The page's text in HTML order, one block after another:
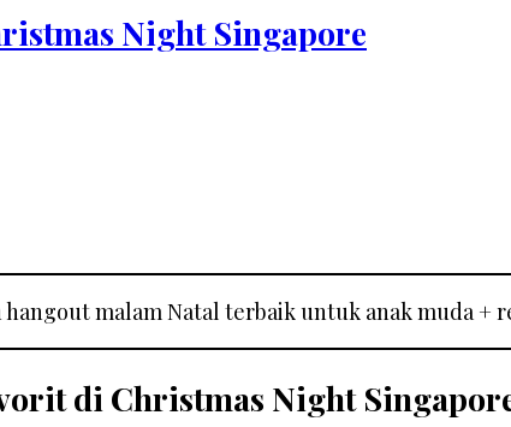
Night Singapore
malam Natal terbaik untuk anak muda
di Christmas Night